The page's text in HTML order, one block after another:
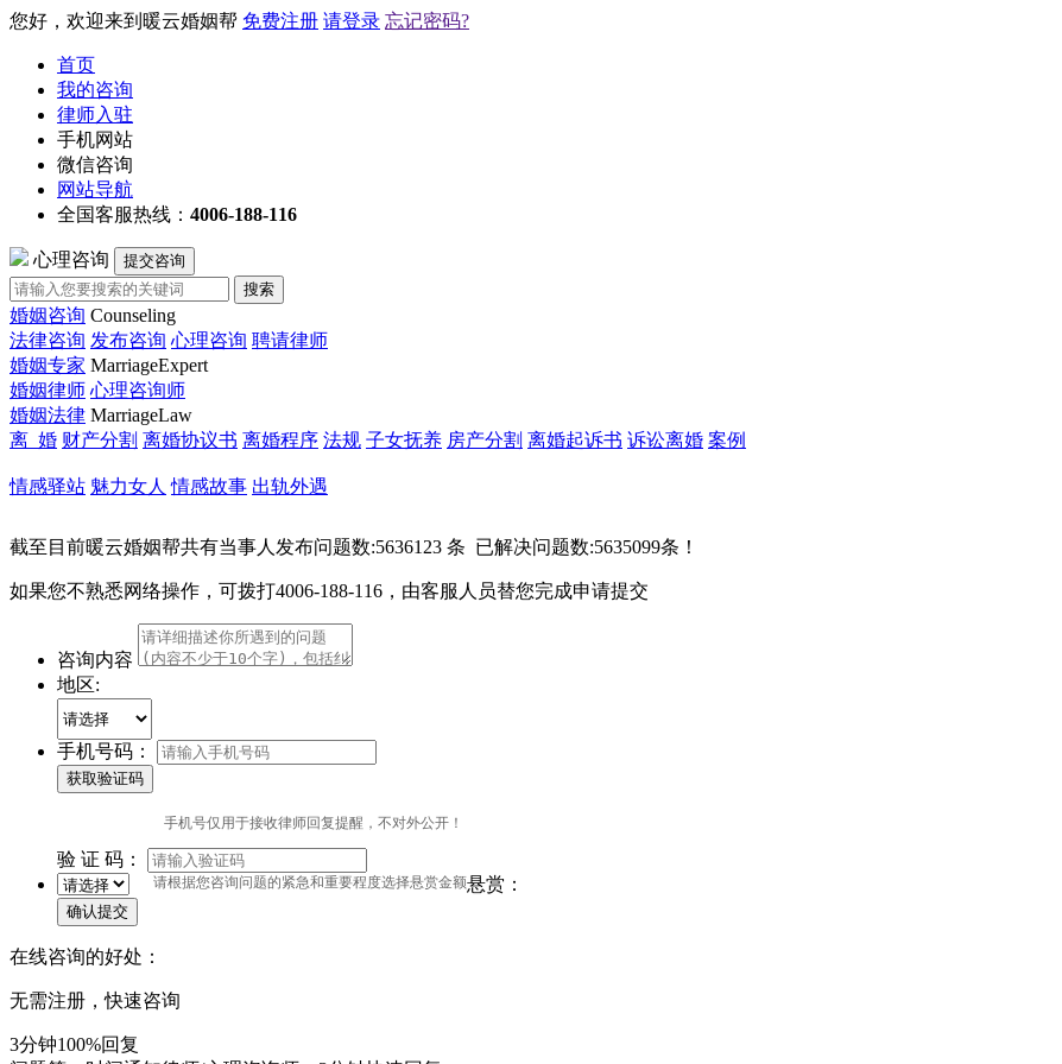
您好，欢迎来到暖云婚姻帮 免费注册 请登录 忘记密码?
首页
我的咨询
律师入驻
手机网站
微信咨询
网站导航
全国客服热线： 4006-188-116
心理咨询
提交咨询
搜索
婚姻咨询 Counseling
法律咨询 发布咨询 心理咨询 聘请律师
婚姻专家 MarriageExpert
婚姻律师 心理咨询师
婚姻法律 MarriageLaw
离 婚 财产分割 离婚协议书 离婚程序 法规 子女抚养 房产分割 离婚起诉书 诉讼离婚 案例
情感驿站 魅力女人 情感故事 出轨外遇
截至目前暖云婚姻帮共有当事人发布问题数:5636123 条 已解决问题数:5635099条！
如果您不熟悉网络操作，可拨打4006-188-116 ，由客服人员替您完成申请提交
咨询内容
地区:
手机号码：
手机号仅用于接收律师回复提醒，不对外公开！
验 证 码：
悬赏：
请根据您咨询问题的紧急和重要程度选择悬赏金额
确认提交
在线咨询的好处：
无需注册，快速咨询
3分钟100%回复